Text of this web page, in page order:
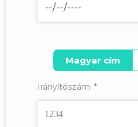
Magyar cím
Irányítószám: *